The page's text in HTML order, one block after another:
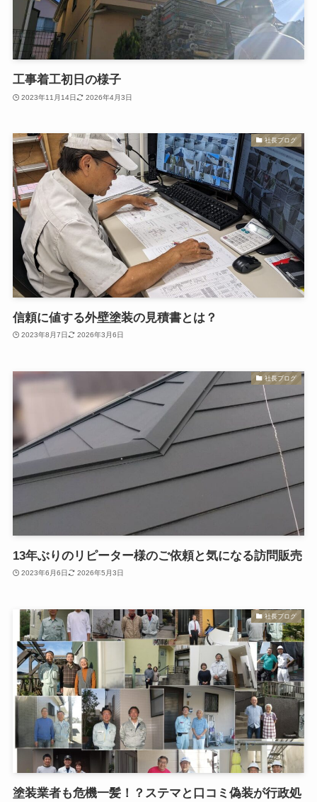
工事着工初日の様子
2023年11月14日 2026年4月3日
社長ブログ
信頼に値する外壁塗装の見積書とは？
2023年8月7日 2026年3月6日
社長ブログ
13年ぶりのリピーター様のご依頼と気になる訪問販売
2023年6月6日 2026年5月3日
社長ブログ
塗装業者も危機一髪！？ステマと口コミ偽装が行政処